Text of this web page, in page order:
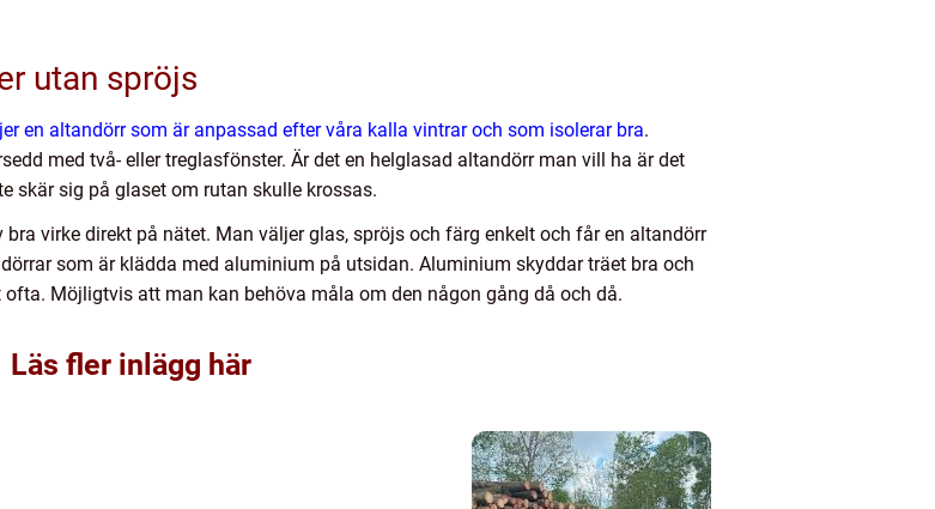
utan spröjs
en altandörr som är anpassad efter våra kalla vintrar och som isolerar bra.
med två- eller treglasfönster. Är det en helglasad altandörr man vill ha är det
skär sig på glaset om rutan skulle krossas.
virke direkt på nätet. Man väljer glas, spröjs och färg enkelt och får en altandörr
som är klädda med aluminium på utsidan. Aluminium skyddar träet bra och
Möjligtvis att man kan behöva måla om den någon gång då och då.
Läs fler inlägg här